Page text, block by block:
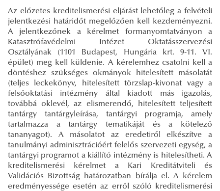
Az előzetes kreditelismerési eljárást lehetőleg a felvételi
jelentkezési határidőt megelőzően kell kezdeményezni.
A jelentkezőnek a kérelmet formanyomtatványon a
Katasztrófavédelmi Intézet Oktatásszervezési
Osztályának (1101 Budapest, Hungária krt. 9-11. VI.
épület) meg kell küldenie. A kérelemhez csatolni kell a
döntéshez szükséges okmányok hitelesített másolatát
(teljes leckekönyv, hitelesített törzslap-kivonat vagy a
felsőoktatási intézmény által kiadott más igazolás,
továbbá oklevél, az elismerendő, hitelesített teljesített
tantárgy tantárgyleírása, tantárgyi programja, amely
tartalmazza a tantárgy tematikáját és a kötelező
tananyagot). A másolatot az eredetiről elkészítve a
tanulmányi adminisztrációért felelős szervezeti egység, a
tantárgyi programot a kiállító intézmény is hitelesítheti. A
kreditelismerési kérelmet a Kari Kreditátviteli és
Validációs Bizottság határozatban bírálja el. A kérelem
eredményessége esetén az erről szóló kreditelismerési